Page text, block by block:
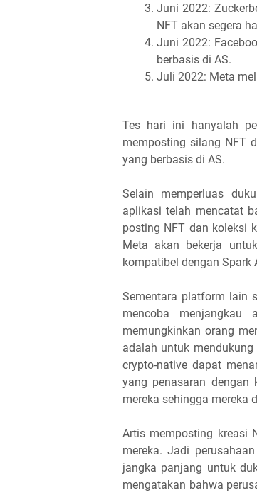
Juni 2022:
NFT akan segera
Juni 2022:
berbasis di AS.
Juli 2022: Meta
Tes hari ini hanyalah
memposting silang NFT
yang berbasis di AS.
Selain memperluas
aplikasi telah mencatat
posting NFT dan koleksi
Meta akan bekerja
kompatibel dengan Spark
Sementara platform lain
mencoba
memungkinkan orang
adalah untuk
crypto-native dapat
yang penasaran
mereka sehingga mereka
Artis memposting kreasi
mereka. Jadi
jangka panjang untuk
mengatakan bahwa